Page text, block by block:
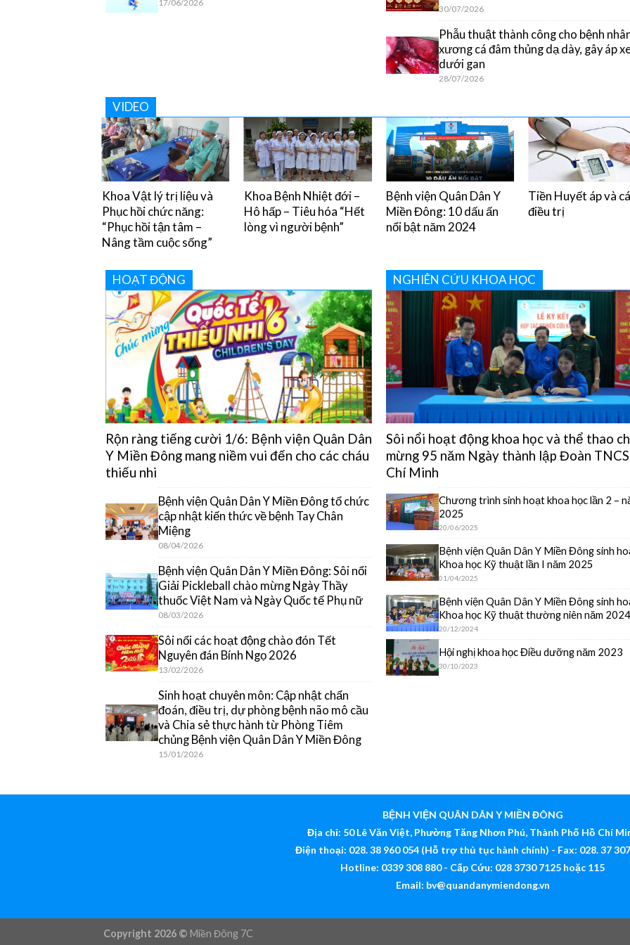
17/06/2026
30/07/2026
Phẫu thuật thành công cho bệnh
xương cá đâm thủng dạ dày, gây áp
dưới gan
28/07/2026
VIDEO
Bệnh viện Quân Dân Y
Miền Đông: 10 dấu ấn
nổi bật năm 2024
Tiền Huyết áp và
điều trị
Khoa Vật lý trị liệu và
Phục hồi chức năng:
“Phục hồi tận tâm –
Nâng tầm cuộc sống”
Khoa Bệnh Nhiệt đới –
Hô hấp – Tiêu hóa “Hết
lòng vì người bệnh”
HOẠT ĐỘNG
Rộn ràng tiếng cười 1/6: Bệnh viện Quân Dân
Y Miền Đông mang niềm vui đến cho các cháu
thiếu nhi
Bệnh viện Quân Dân Y Miền Đông tổ chức
cập nhật kiến thức về bệnh Tay Chân
Miệng
08/04/2026
Bệnh viện Quân Dân Y Miền Đông: Sôi nổi
Giải Pickleball chào mừng Ngày Thầy
thuốc Việt Nam và Ngày Quốc tế Phụ nữ
08/03/2026
Sôi nổi các hoạt động chào đón Tết
Nguyên đán Bính Ngọ 2026
13/02/2026
Sinh hoạt chuyên môn: Cập nhật chẩn
đoán, điều trị, dự phòng bệnh não mô cầu
và Chia sẻ thực hành từ Phòng Tiêm
chủng Bệnh viện Quân Dân Y Miền Đông
15/01/2026
NGHIÊN CỨU KHOA HỌC
Sôi nổi hoạt động khoa học và thể thao
mừng 95 năm Ngày thành lập Đoàn
Chí Minh
Chương trình sinh hoạt khoa học lần 2 –
2025
20/06/2025
Bệnh viện Quân Dân Y Miền Đông sinh
Khoa học Kỹ thuật lần I năm 2025
01/04/2025
Bệnh viện Quân Dân Y Miền Đông sinh
Khoa học Kỹ thuật thường niên năm
20/12/2024
Hội nghị khoa học Điều dưỡng năm 2023
30/10/2023
BỆNH VIỆN QUÂN DÂN Y MIỀN ĐÔNG
Địa chỉ: 50 Lê Văn Việt, Phường Tăng Nhơn Phú, Thành Phố Hồ Chí
Điện thoại: 028. 38 960 054 (Hỗ trợ thủ tục hành chính) - Fax: 028. 37
Hotline: 0339 308 880 - Cấp Cứu: 028 3730 7125 hoặc 115
Email: bv@quandanymiendong.vn
Copyright 2026 © Miền Đông 7C